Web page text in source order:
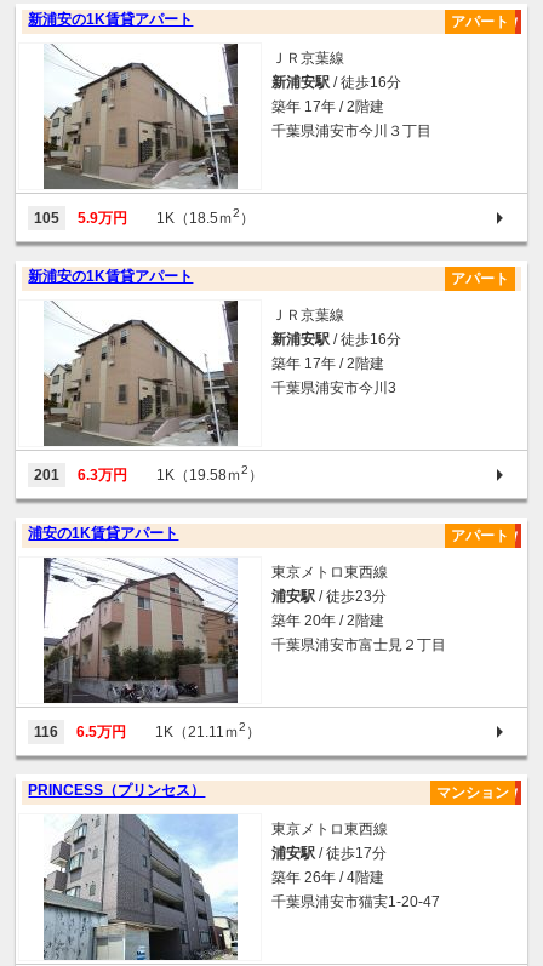
新浦安の1K賃貸アパート アパート
ＪＲ京葉線
新浦安駅 / 徒歩16分
築年 17年 / 2階建
千葉県浦安市今川３丁目
105 5.9万円 1K（18.5ｍ2 ）
新浦安の1K賃貸アパート アパート
ＪＲ京葉線
新浦安駅 / 徒歩16分
築年 17年 / 2階建
千葉県浦安市今川3
201 6.3万円 1K（19.58ｍ2 ）
浦安の1K賃貸アパート アパート
東京メトロ東西線
浦安駅 / 徒歩23分
築年 20年 / 2階建
千葉県浦安市富士見２丁目
116 6.5万円 1K（21.11ｍ2 ）
PRINCESS（プリンセス） マンション
東京メトロ東西線
浦安駅 / 徒歩17分
築年 26年 / 4階建
千葉県浦安市猫実1-20-47